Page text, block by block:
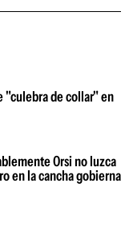
"culebra de collar" en
Orsi no luzca
en la cancha gobierna